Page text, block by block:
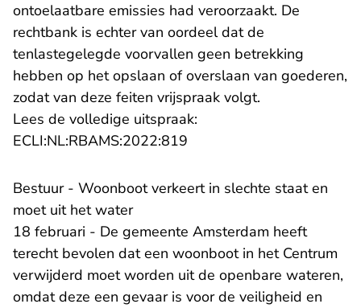
ontoelaatbare emissies had veroorzaakt. De
rechtbank is echter van oordeel dat de
tenlastegelegde voorvallen geen betrekking
hebben op het opslaan of overslaan van goederen,
zodat van deze feiten vrijspraak volgt.
Lees de volledige uitspraak:
ECLI:NL:RBAMS:2022:819
Bestuur - Woonboot verkeert in slechte staat en
moet uit het water
18 februari - De gemeente Amsterdam heeft
terecht bevolen dat een woonboot in het Centrum
verwijderd moet worden uit de openbare wateren,
omdat deze een gevaar is voor de veiligheid en